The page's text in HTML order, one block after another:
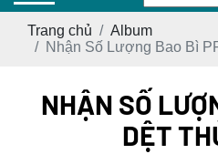
Trang chủ
Album
Nhận Số Lượng Bao Bì
NHẬN SỐ
DỆT